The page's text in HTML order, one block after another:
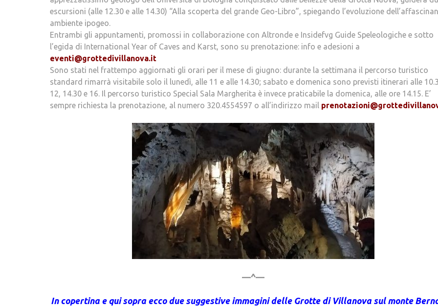
escursioni (alle 12.30 e alle 14.30) “Alla scoperta del grande Geo-Libro”, spiegando l’evoluzione
ambiente ipogeo.
Entrambi gli appuntamenti, promossi in collaborazione con Altronde e Insidefvg Guide Speleologiche e sotto
l’egida di International Year of Caves and Karst, sono su prenotazione: info e adesioni a
eventi@grottedivillanova.it
Sono stati nel frattempo aggiornati gli orari per il mese di giugno: durante la settimana il percorso turistico
standard rimarrà visitabile solo il lunedì, alle 11 e alle 14.30; sabato e domenica sono previsti itinerari alle
12, 14.30 e 16. Il percorso turistico Special Sala Margherita è invece praticabile la domenica, alle ore 14.15. E’
sempre richiesta la prenotazione, al numero 320.4554597 o all’indirizzo mail prenotazioni@
—^—
In copertina e qui sopra ecco due suggestive immagini delle Grotte di Villanova sul monte